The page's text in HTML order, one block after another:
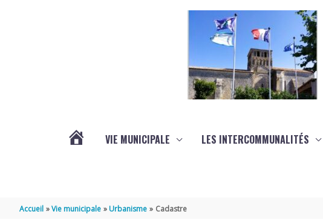
VIE MUNICIPALE LES INTERCOMMUNALITÉS
Accueil Vie municipale Urbanisme Cadastre